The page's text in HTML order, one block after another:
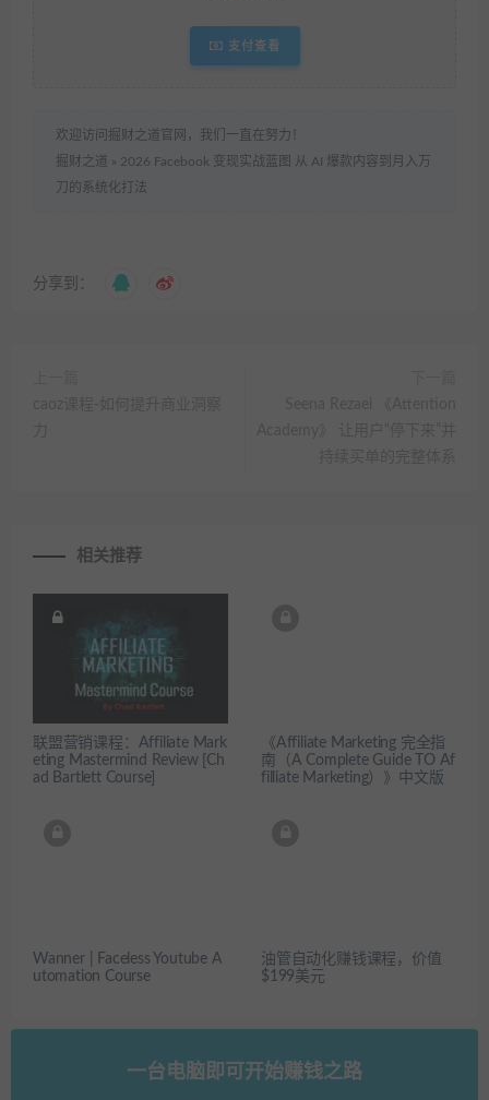
支付查看
欢迎访问掘财之道官网，我们一直在努力！
掘财之道 » 2026 Facebook 变现实战蓝图 从 AI 爆款内容到月入万
刀的系统化打法
分享到：
相关推荐
联盟营销课程：Affiliate Mark
eting Mastermind Review [Ch
ad Bartlett Course]
《Affiliate Marketing 完全指
南（A Complete Guide TO Af
filliate Marketing）》中文版
Wanner | Faceless Youtube A
utomation Course
油管自动化赚钱课程，价值
$199美元
一台电脑即可开始赚钱之路